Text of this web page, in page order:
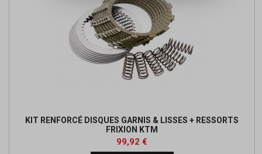
KIT RENFORCÉ DISQUES GARNIS & LISSES + RESSORTS
FRIXION KTM
Prix
99,92 €